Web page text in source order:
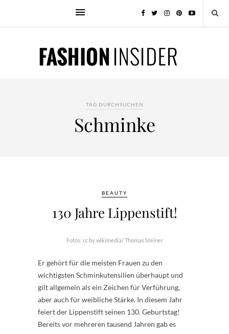
TAG DURCHSUCHEN
Schminke
BEAUTY
130 Jahre Lippenstift!
Fotos: cc by wikimedia/ Thomas Steiner
Er gehört für die meisten Frauen zu den
wichtigsten Schminkutensilien überhaupt und
gilt allgemein als ein Zeichen für Verführung,
aber auch für weibliche Stärke. In diesem Jahr
feiert der Lippenstift seinen 130. Geburtstag!
Bereits vor mehreren tausend Jahren gab es